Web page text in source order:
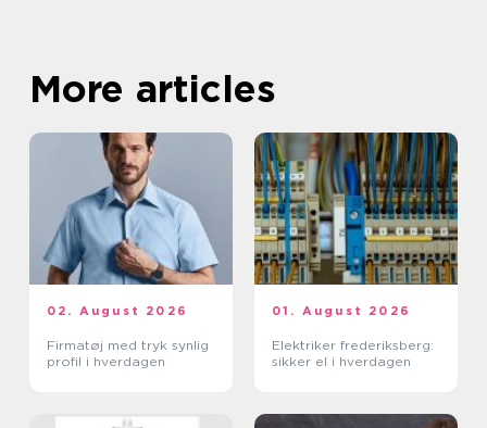
More articles
02. August 2026
Firmatøj med tryk synlig
profil i hverdagen
01. August 2026
Elektriker frederiksberg:
sikker el i hverdagen